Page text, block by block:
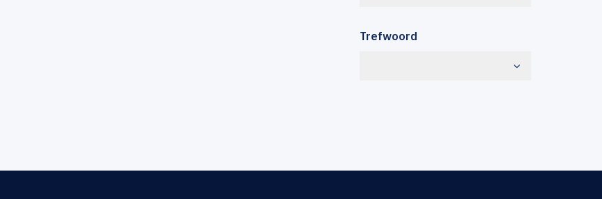
Trefwoord